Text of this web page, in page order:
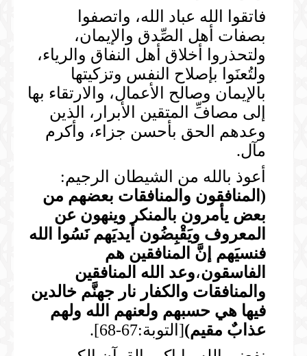
فاتقوا الله عباد الله، واتصفوا
بصفات أهل الصِّدق والإيمان،
ولتحذروا أخلاق أهل النفاق والرياء،
ولتُعنَوا بإصلاح النفس وتزكيتها
بالإيمان وصالح الأعمال، والارتقاء بها
إلى مصافِّ المتقين الأبرار، الذين
وعدهم الحق بأحسن جزاء، وأكرم
مآل.
أعوذ بالله من الشيطان الرجيم:
( المنافقون والمنافقات بعضهم من
بعض يأمرون بالمنكر وينهون عن
المعروف ويَقْبِضُون أيديَهم نَسُوا الله
فنسيَهم إنَّ المنافقين هم
الفاسقون،وعد الله المنافقين
والمنافقات والكفار نار جهنَّم خالدين
فيها هي حسبهم ولعنهم الله ولهم
عذابٌ مقيم)[التوبة:67-68].